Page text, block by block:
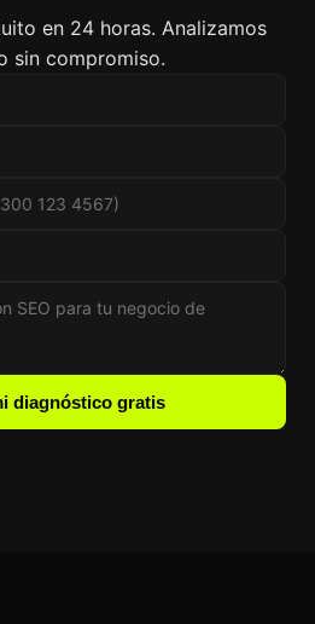
en 24 horas. Analizamos
sin compromiso.
diagnóstico gratis